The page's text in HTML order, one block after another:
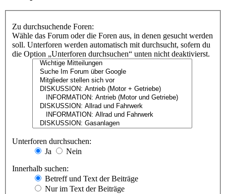
Zu durchsuchende Foren:
Wähle das Forum oder die Foren aus, in denen gesucht werden
soll. Unterforen werden automatisch mit durchsucht, sofern du
die Option „Unterforen durchsuchen“ unten nicht deaktivierst.
Unterforen durchsuchen:
Ja
Nein
Innerhalb suchen:
Betreff und Text der Beiträge
Nur im Text der Beiträge